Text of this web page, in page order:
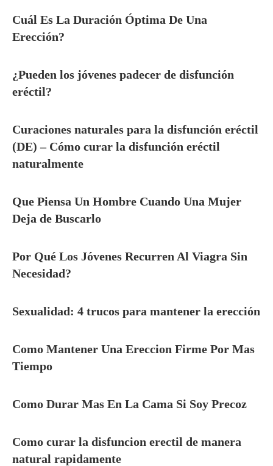
Cuál Es La Duración Óptima De Una
Erección?
¿Pueden los jóvenes padecer de disfunción
eréctil?
Curaciones naturales para la disfunción eréctil
(DE) – Cómo curar la disfunción eréctil
naturalmente
Que Piensa Un Hombre Cuando Una Mujer
Deja de Buscarlo
Por Qué Los Jóvenes Recurren Al Viagra Sin
Necesidad?
Sexualidad: 4 trucos para mantener la erección
Como Mantener Una Ereccion Firme Por Mas
Tiempo
Como Durar Mas En La Cama Si Soy Precoz
Como curar la disfuncion erectil de manera
natural rapidamente